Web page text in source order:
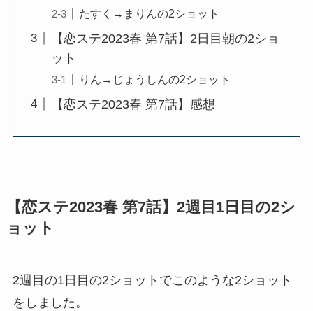
たすく→まりんの2ショット
【恋ステ2023春 第7話】2日目朝の2ショ
ット
りん→じょうしんの2ショット
【恋ステ2023春 第7話】感想
【恋ステ2023春 第7話】2週目1日目の2シ
ョット
2週目の1日目の2ショットでこのような2ショット
をしました。